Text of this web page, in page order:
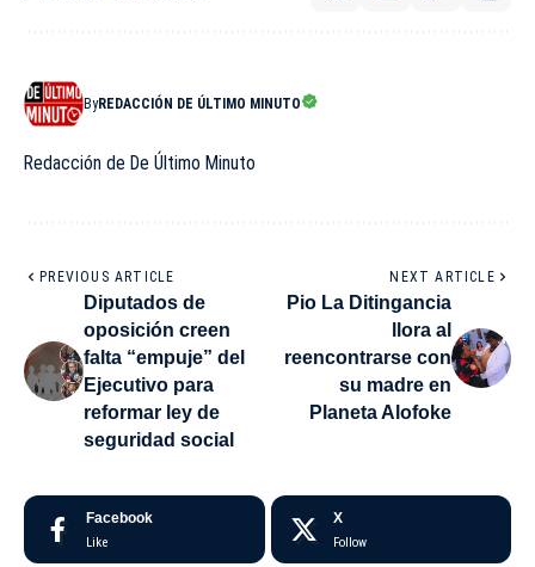
ByREDACCIÓN DE ÚLTIMO MINUTO
Redacción de De Último Minuto
PREVIOUS ARTICLE
Diputados de
oposición creen
falta “empuje” del
Ejecutivo para
reformar ley de
seguridad social
NEXT ARTICLE
Pio La Ditingancia
llora al
reencontrarse con
su madre en
Planeta Alofoke
Facebook
Like
X
Follow